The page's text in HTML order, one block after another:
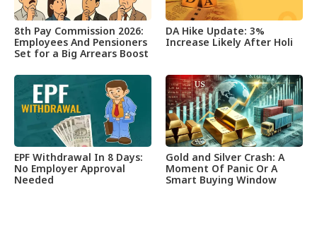
8th Pay Commission 2026:
Employees And Pensioners
Set for a Big Arrears Boost
DA Hike Update: 3%
Increase Likely After Holi
EPF Withdrawal In 8 Days:
No Employer Approval
Needed
Gold and Silver Crash: A
Moment Of Panic Or A
Smart Buying Window